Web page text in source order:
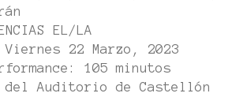
EL/LA
Viernes 22 Marzo, 2023
105 minutos
Auditorio de Castellón